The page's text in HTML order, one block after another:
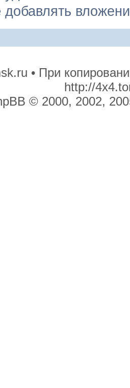
добавлять
• При
http://
© 2000, 2002,